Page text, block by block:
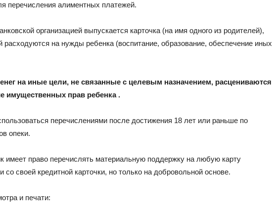
перечисления алиментных платежей.
организацией выпускается карточка (на имя одного из родителей),
расходуются на нужды ребенка (воспитание, образование, обеспечение иных
на иные цели, не связанные с целевым назначением, расцениваются
имущественных прав ребенка .
перечислениями после достижения 18 лет или раньше по
опеки.
имеет право перечислять материальную поддержку на любую карту
со своей кредитной карточки, но только на добровольной основе.
и печати: